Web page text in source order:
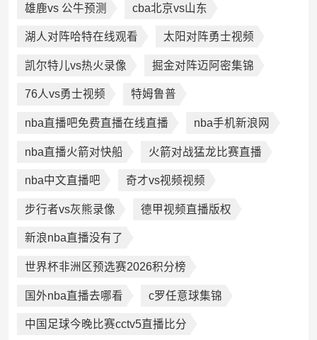
雄鹿vs 公牛预测 cba北京vs山东
湖人对阵哈特在线观看 太阳对阵勇士视频
凯尔特儿vs热火录像 掘金对阵迈阿密集锦
76人vs勇士视频 特姆鲁普
nba直播吧免费直播在线直播 nba手机新浪网
nba直播火箭对快船 火箭对战猛龙比赛直播
nba中文直播吧 奇才vs视频视频
步行者vs灰熊录像 德甲视频直播版权
新浪nba直播没有了
世界杯非洲区预选赛2026积分榜
国外nba直播去哪看 c罗任意球集锦
中国足球今晚比赛cctv5直播比分